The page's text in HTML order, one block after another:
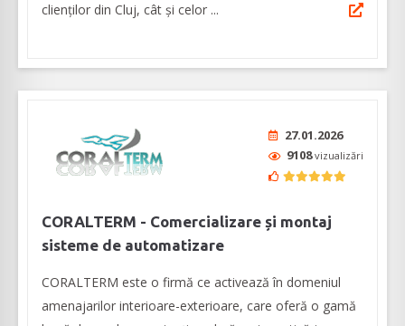
clienților din Cluj, cât și celor ...
27.01.2026
9108vizualizări
CORALTERM - Comercializare și montaj
sisteme de automatizare
CORALTERM este o firmă ce activează în domeniul
amenajarilor interioare-exterioare, care oferă o gamă